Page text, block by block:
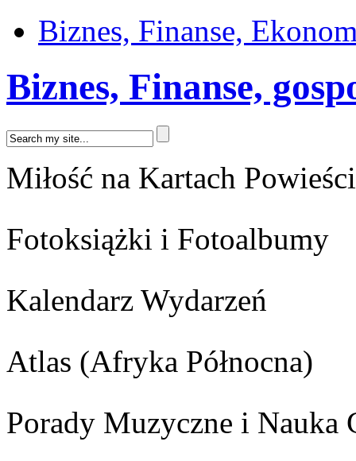
Biznes, Finanse,
Biznes, Finanse,
Miłość na Kartach Powieści
Fotoksiążki i Fotoalbumy
Kalendarz Wydarzeń
Atlas (Afryka Północna)
Porady Muzyczne i Nauka